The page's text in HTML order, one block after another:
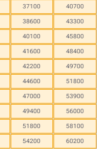
37100 40700
38600 43300
40100 45800
41600 48400
42200 49700
44600 51800
47000 53900
49400 56000
51800 58100
54200 60200